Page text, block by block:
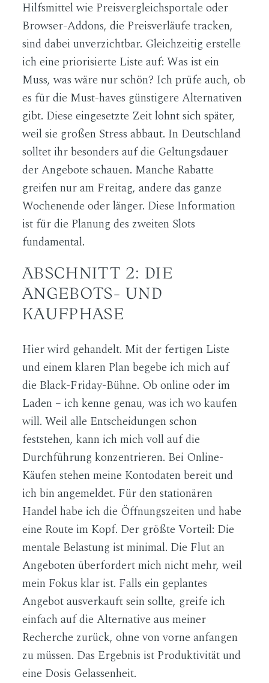
Hilfsmittel wie Preisvergleichsportale oder
Browser-Addons, die Preisverläufe tracken,
sind dabei unverzichtbar. Gleichzeitig erstelle
ich eine priorisierte Liste auf: Was ist ein
Muss, was wäre nur schön? Ich prüfe auch, ob
es für die Must-haves günstigere Alternativen
gibt. Diese eingesetzte Zeit lohnt sich später,
weil sie großen Stress abbaut. In Deutschland
solltet ihr besonders auf die Geltungsdauer
der Angebote schauen. Manche Rabatte
greifen nur am Freitag, andere das ganze
Wochenende oder länger. Diese Information
ist für die Planung des zweiten Slots
fundamental.
ABSCHNITT 2: DIE
ANGEBOTS- UND
KAUFPHASE
Hier wird gehandelt. Mit der fertigen Liste
und einem klaren Plan begebe ich mich auf
die Black-Friday-Bühne. Ob online oder im
Laden – ich kenne genau, was ich wo kaufen
will. Weil alle Entscheidungen schon
feststehen, kann ich mich voll auf die
Durchführung konzentrieren. Bei Online-
Käufen stehen meine Kontodaten bereit und
ich bin angemeldet. Für den stationären
Handel habe ich die Öffnungszeiten und habe
eine Route im Kopf. Der größte Vorteil: Die
mentale Belastung ist minimal. Die Flut an
Angeboten überfordert mich nicht mehr, weil
mein Fokus klar ist. Falls ein geplantes
Angebot ausverkauft sein sollte, greife ich
einfach auf die Alternative aus meiner
Recherche zurück, ohne von vorne anfangen
zu müssen. Das Ergebnis ist Produktivität und
eine Dosis Gelassenheit.